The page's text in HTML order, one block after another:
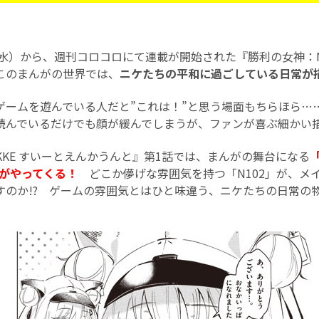
）から、週刊コロコロにて連載が開始された『勝利の女神
まんがの世界では、 ニケたちの平和に過ごしている日常が
ームを遊んでいる人だと”これは！”と思う場面もちらほ
んでいるだけでも顔が緩んでしまうが、ファンが喜ぶ細か
すいーとえんかうんと』第1話では、まんがの舞台になる
やってくる！
どこか儚げな雰囲気を持つ「N102」が、メ
のか!? ゲームの雰囲気とはひと味違う、ニケたちの日常の